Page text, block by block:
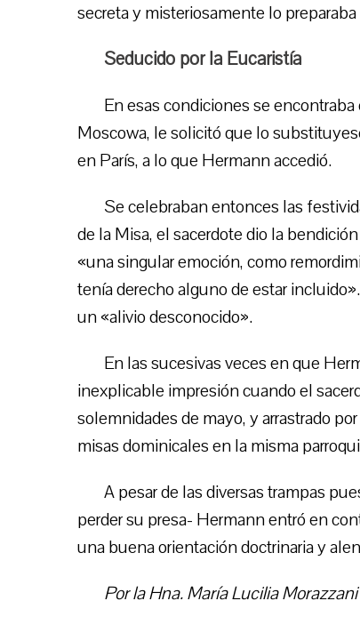
secreta y misteriosamente lo preparaba
Seducido por la Eucaristía
En esas condiciones se
Moscowa, le solicitó que lo
en París, a lo que Hermann accedió.
Se celebraban entonces las
de la Misa, el sacerdote dio la
«una singular emoción, como
tenía derecho alguno de estar
un «alivio desconocido».
En las sucesivas veces en que
inexplicable impresión cuando el
solemnidades de mayo, y arrastrado
misas dominicales en la misma
A pesar de las diversas trampas
perder su presa- Hermann entró en
una buena orientación doctrinaria y
Por la Hna. María Lucilia